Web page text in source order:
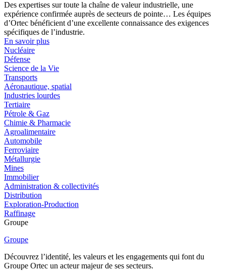
Des expertises sur toute la chaîne de valeur industrielle, une
expérience confirmée auprès de secteurs de pointe… Les équipes
d’Ortec bénéficient d’une excellente connaissance des exigences
spécifiques de l’industrie.
En savoir plus
Nucléaire
Défense
Science de la Vie
Transports
Aéronautique, spatial
Industries lourdes
Tertiaire
Pétrole & Gaz
Chimie & Pharmacie
Agroalimentaire
Automobile
Ferroviaire
Métallurgie
Mines
Immobilier
Administration & collectivités
Distribution
Exploration-Production
Raffinage
Groupe
Groupe
Découvrez l’identité, les valeurs et les engagements qui font du
Groupe Ortec un acteur majeur de ses secteurs.